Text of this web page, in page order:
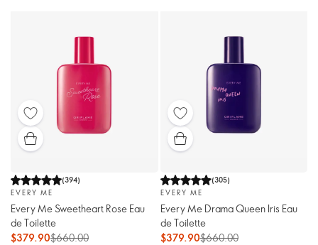
(394)
EVERY ME
Every Me Sweetheart Rose Eau
de Toilette
$379.90$660.00
(305)
EVERY ME
Every Me Drama Queen Iris Eau
de Toilette
$379.90$660.00